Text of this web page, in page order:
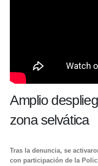
Amplio
zona selvática
Tras la denuncia, se
con participación de la